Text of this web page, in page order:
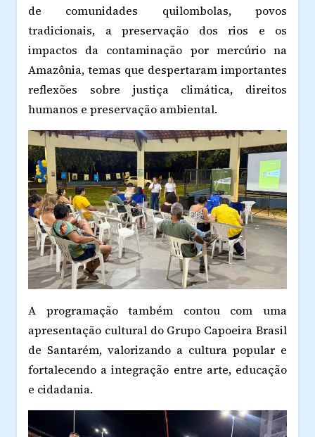
de comunidades quilombolas, povos
tradicionais, a preservação dos rios e os
impactos da contaminação por mercúrio na
Amazônia, temas que despertaram importantes
reflexões sobre justiça climática, direitos
humanos e preservação ambiental.
A programação também contou com uma
apresentação cultural do Grupo Capoeira Brasil
de Santarém, valorizando a cultura popular e
fortalecendo a integração entre arte, educação
e cidadania.